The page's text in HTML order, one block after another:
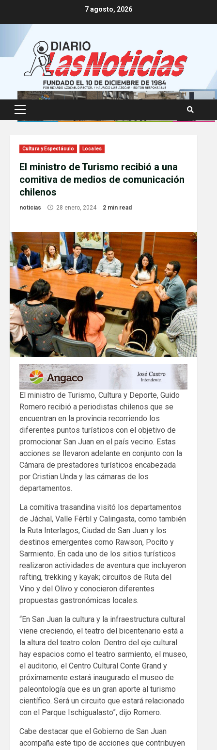
7 agosto, 2026
Primary
Menu
Cultura y Espectáculo Locales
El ministro de Turismo recibió a una
comitiva de medios de comunicación
chilenos
noticias 28 enero, 2024 2 min read
El ministro de Turismo, Cultura y Deporte, Guido
Romero recibió a periodistas chilenos que se
encuentran en la provincia recorriendo los
diferentes puntos turísticos con el objetivo de
promocionar San Juan en el país vecino. Estas
acciones se llevaron adelante en conjunto con la
Cámara de prestadores turísticos encabezada
por Cristian Unda y las cámaras de los
departamentos.
La comitiva trasandina visitó los departamentos
de Jáchal, Valle Fértil y Calingasta, como también
la Ruta Interlagos, Ciudad de San Juan y los
destinos emergentes como Rawson, Pocito y
Sarmiento. En cada uno de los sitios turísticos
realizaron actividades de aventura que incluyeron
rafting, trekking y kayak; circuitos de Ruta del
Vino y del Olivo y conocieron diferentes
propuestas gastronómicas locales.
“En San Juan la cultura y la infraestructura cultural
viene creciendo, el teatro del bicentenario está a
la altura del teatro colon. Dentro del eje cultural
hay espacios como el teatro sarmiento, el museo,
el auditorio, el Centro Cultural Conte Grand y
próximamente estará inaugurado el museo de
paleontología que es un gran aporte al turismo
científico. Será un circuito que estará relacionado
con el Parque Ischigualasto”, dijo Romero.
Cabe destacar que el Gobierno de San Juan
acompaña este tipo de acciones que contribuyen